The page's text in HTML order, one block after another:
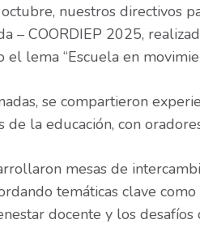
nuestros directivos
– COORDIEP 2025,
el lema “Escuela en
se compartieron
de la educación, con
mesas de
temáticas clave
docente y los